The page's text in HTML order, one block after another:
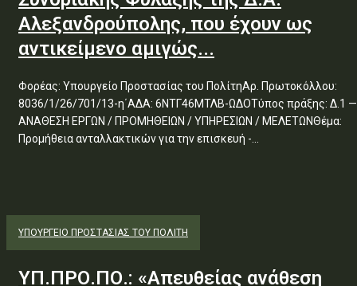
Αλεξανδρούπολης, που έχουν ως
αντικείμενο αμιγώς...
Φορέας: Υπουργείο Προστασίας του ΠολίτηΑρ. Πρωτοκόλλου:
8036/1/26/701/13-η΄ΑΔΑ: 6ΝΤΓ46ΜΤΛΒ-ΩΔΟΤύπος πράξης: Δ.1 —
ΑΝΑΘΕΣΗ ΕΡΓΩΝ / ΠΡΟΜΗΘΕΙΩΝ / ΥΠΗΡΕΣΙΩΝ / ΜΕΛΕΤΩΝΘέμα:
Προμήθεια ανταλλακτικών για την επισκευή -...
ΥΠΟΥΡΓΕΊΟ ΠΡΟΣΤΑΣΊΑΣ ΤΟΥ ΠΟΛΊΤΗ
ΥΠ.ΠΡΟ.ΠΟ.: «Απευθείας ανάθεση